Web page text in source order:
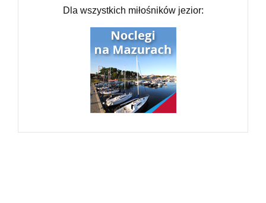
Dla wszystkich miłośników jezior: